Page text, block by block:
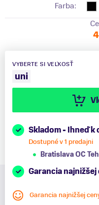
Farba:
VYBERTE SI VEĽKOSŤ
uni
Skladom - Ihneď k
Dostupné v 1 predajni
Bratislava OC
Garancia najnižšej
Garancia najnižšej